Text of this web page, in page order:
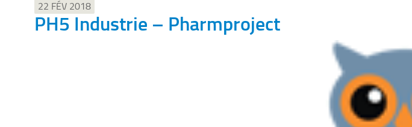
22 FÉV 2018
PH5 Industrie – Pharmproject